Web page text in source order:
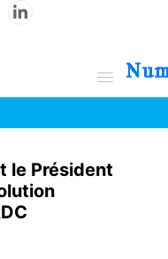
le Président